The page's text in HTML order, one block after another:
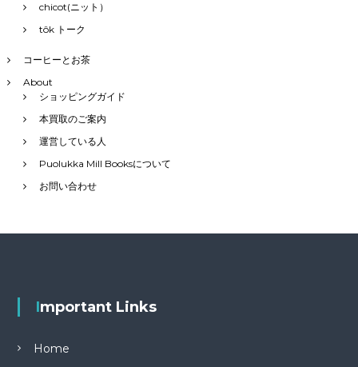
chicot(ニット）
tôk トーク
コーヒーとお茶
About
ショッピングガイド
本買取のご案内
運営している人
Puolukka Mill Booksについて
お問い合わせ
Important Links
Home